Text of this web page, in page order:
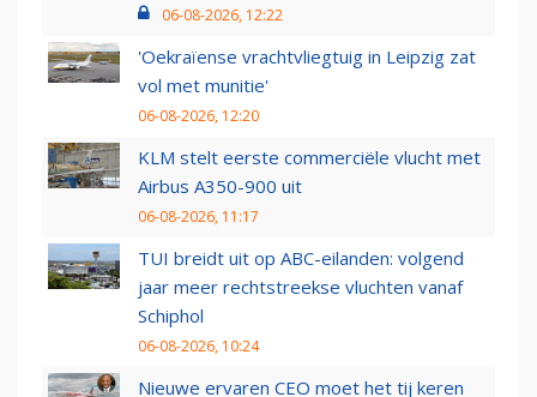
06-08-2026, 12:22
'Oekraïense vrachtvliegtuig in Leipzig zat
vol met munitie'
06-08-2026, 12:20
KLM stelt eerste commerciële vlucht met
Airbus A350-900 uit
06-08-2026, 11:17
TUI breidt uit op ABC-eilanden: volgend
jaar meer rechtstreekse vluchten vanaf
Schiphol
06-08-2026, 10:24
Nieuwe ervaren CEO moet het tij keren